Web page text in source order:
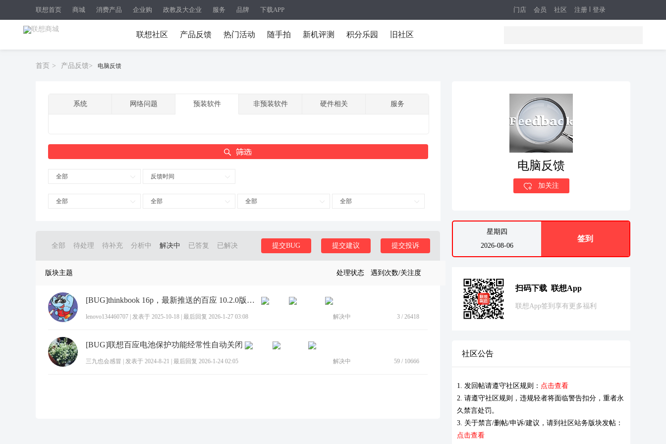
联想首页 商城 消费产品 企业购 政教及大企业 服务 品牌 下载APP 注册 登录
门店 会员 社区
联想社区 产品反馈 热门活动 随手拍 新机评测 积分乐园 旧社区
首页 > 产品反馈> 电脑反馈
系统 网络问题 预装软件 非预装软件 硬件相关 服务
全部 反馈时间
全部 全部 全部 全部
全部 待处理 待补充 分析中 解决中 已答复 已解决 提交投诉
提交建议
提交BUG
版块主题 处理状态 遇到次数/关注度
[BUG]thinkbook 16p，最新推送的百应 10.2.0版本，丢掉了设备控制功能
lenovo134460707 发表于 2025-10-18 最后回复 2026-1-27 03:08 解决中 3 / 26418
[BUG]联想百应电池保护功能经常性自动关闭
三九也会感冒 发表于 2024-8-21 最后回复 2026-1-24 02:05 解决中 59 / 10666
电脑反馈
加关注
星期四
2026-08-06
签到
扫码下载 联想App
联想App签到享有更多福利
社区公告
1. 发回帖请遵守社区规则： 点击查看
2. 请遵守社区规则，违规轻者将面临警告扣分，重者永
久禁言处罚。
3. 关于禁言/删帖/申诉/建议，请到社区站务版块发帖：
点击查看